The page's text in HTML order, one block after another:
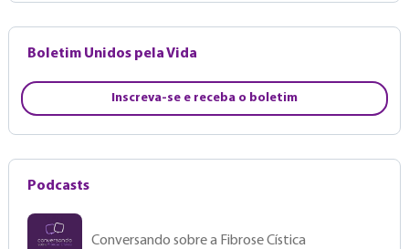
Boletim Unidos pela Vida
Inscreva-se e receba o boletim
Podcasts
Conversando sobre a Fibrose Cística